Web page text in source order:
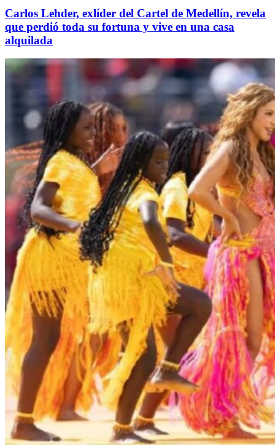
Carlos Lehder, exlíder del Cartel de Medellín, revela
que perdió toda su fortuna y vive en una casa
alquilada